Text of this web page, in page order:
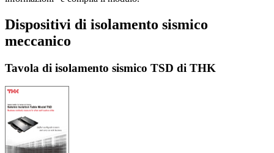
Dispositivi di isolamento sismico
meccanico
Tavola di isolamento sismico TSD di THK